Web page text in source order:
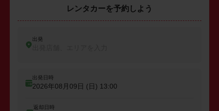
レンタカーを予約しよう
出発
出発日時
2026年08月09日 (日) 13:00
返却日時